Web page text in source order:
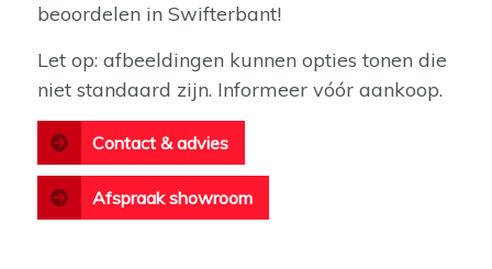
beoordelen in Swifterbant!
Let op: afbeeldingen kunnen opties tonen die
niet standaard zijn. Informeer vóór aankoop.
Contact & advies
Afspraak showroom